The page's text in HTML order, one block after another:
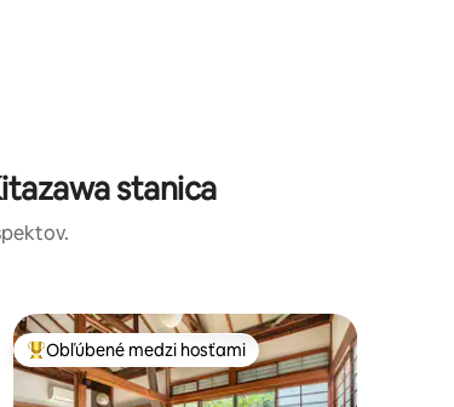
stanica
Najobľúbenejšie medzi hosťami
Obľúbené medzi hosťami